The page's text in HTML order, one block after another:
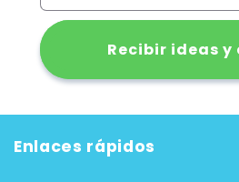
Recibir ideas
Enlaces rápidos